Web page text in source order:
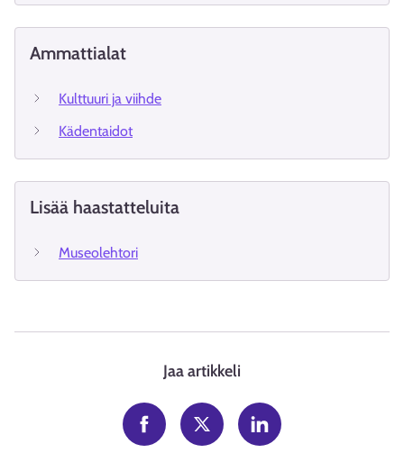
Ammattialat
Kulttuuri ja viihde
Kädentaidot
Lisää haastatteluita
Museolehtori
Jaa artikkeli